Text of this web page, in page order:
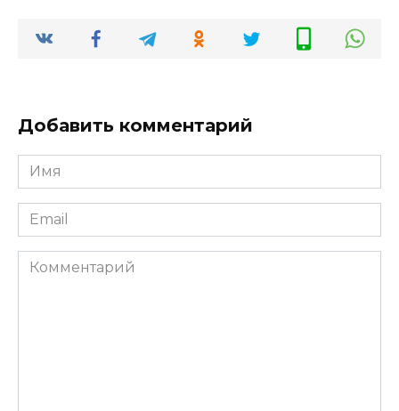
Добавить комментарий
Имя
*
Email
*
Комментарий